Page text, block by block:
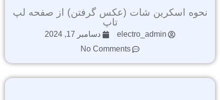
نحوه اسکرین شات (عکس گرفتن) از صفحه لپ
تاپ
electro_admin
دسامبر 17, 2024
No Comments